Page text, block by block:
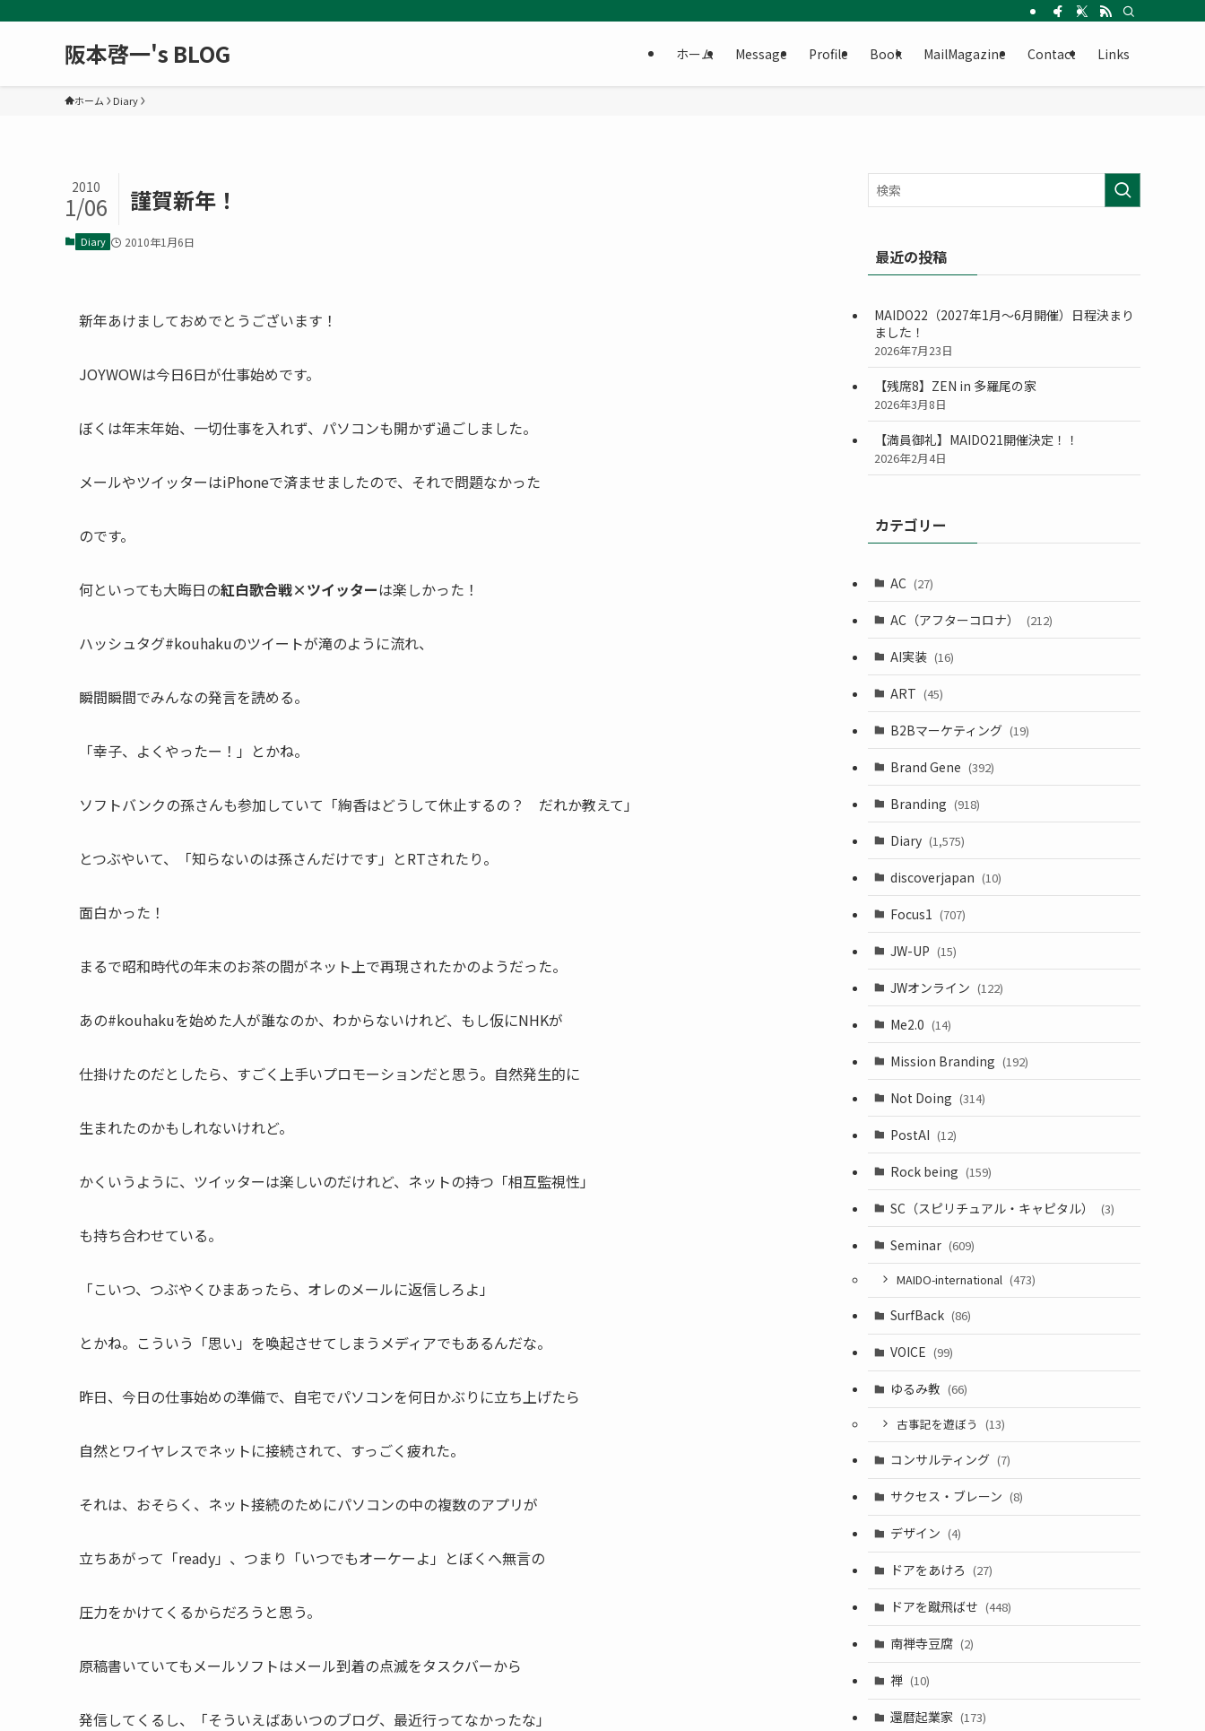
阪本啓一's BLOG ホーム Message Profile Book MailMagazine Contact Links
ホーム Diary
謹賀新年！
2010
1/06
Diary 2010年1月6日
新年あけましておめでとうございます！
JOYWOWは今日6日が仕事始めです。
ぼくは年末年始、一切仕事を入れず、パソコンも開かず過ごしました。
メールやツイッターはiPhoneで済ませましたので、それで問題なかった
のです。
何といっても大晦日の紅白歌合戦×ツイッターは楽しかった！
ハッシュタグ#kouhakuのツイートが滝のように流れ、
瞬間瞬間でみんなの発言を読める。
「幸子、よくやったー！」とかね。
ソフトバンクの孫さんも参加していて「絢香はどうして休止するの？ だれか教えて」
とつぶやいて、「知らないのは孫さんだけです」とRTされたり。
面白かった！
まるで昭和時代の年末のお茶の間がネット上で再現されたかのようだった。
あの#kouhakuを始めた人が誰なのか、わからないけれど、もし仮にNHKが
仕掛けたのだとしたら、すごく上手いプロモーションだと思う。自然発生的に
生まれたのかもしれないけれど。
かくいうように、ツイッターは楽しいのだけれど、ネットの持つ「相互監視性」
も持ち合わせている。
「こいつ、つぶやくひまあったら、オレのメールに返信しろよ」
とかね。こういう「思い」を喚起させてしまうメディアでもあるんだな。
昨日、今日の仕事始めの準備で、自宅でパソコンを何日かぶりに立ち上げたら
自然とワイヤレスでネットに接続されて、すっごく疲れた。
それは、おそらく、ネット接続のためにパソコンの中の複数のアプリが
立ちあがって「ready」、つまり「いつでもオーケーよ」とぼくへ無言の
圧力をかけてくるからだろうと思う。
原稿書いていてもメールソフトはメール到着の点滅をタスクバーから
発信してくるし、「そういえばあいつのブログ、最近行ってなかったな」
最近の投稿
MAIDO22（2027年1月〜6月開催）日程決まり
ました！
2026年7月23日
【残席8】ZEN in 多羅尾の家
2026年3月8日
【満員御礼】MAIDO21開催決定！！
2026年2月4日
カテゴリー
AC (27)
AC（アフターコロナ） (212)
AI実装 (16)
ART (45)
B2Bマーケティング (19)
Brand Gene (392)
Branding (918)
Diary (1,575)
discoverjapan (10)
Focus1 (707)
JW-UP (15)
JWオンライン (122)
Me2.0 (14)
Mission Branding (192)
Not Doing (314)
PostAI (12)
Rock being (159)
SC（スピリチュアル・キャピタル） (3)
Seminar (609)
MAIDO-international (473)
SurfBack (86)
VOICE (99)
ゆるみ教 (66)
古事記を遊ぼう (13)
コンサルティング (7)
サクセス・ブレーン (8)
デザイン (4)
ドアをあけろ (27)
ドアを蹴飛ばせ (448)
南禅寺豆腐 (2)
禅 (10)
還暦起業家 (173)